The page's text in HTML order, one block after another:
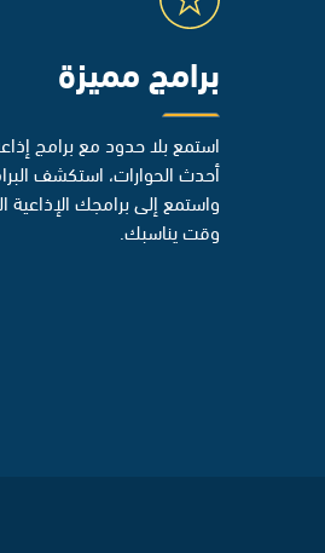
برامج مميزة
استمع بلا حدود مع برامج
أحدث الحوارات، استكشف
واستمع إلى برامجك
وقت يناسبك.